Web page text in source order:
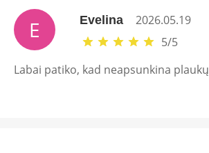
E Evelina
2026.05.19
5/5
Labai patiko, kad neapsunkina plaukų